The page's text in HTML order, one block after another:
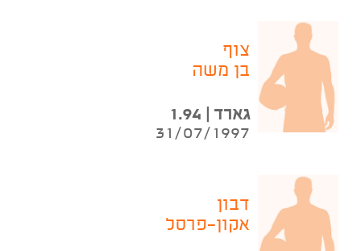
צוף
בן משה
גארד | 1.94
31/07/1997
דבון
אקון-פרסל